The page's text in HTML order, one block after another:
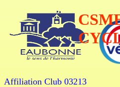
Affiliation Club 03213